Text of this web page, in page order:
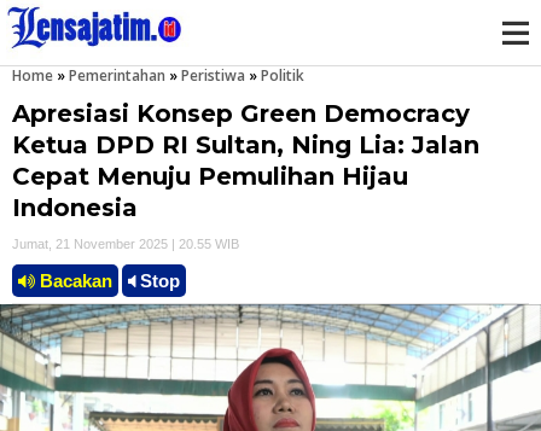
Home »Pemerintahan »Peristiwa »Politik
Apresiasi Konsep Green Democracy
Ketua DPD RI Sultan, Ning Lia: Jalan
Cepat Menuju Pemulihan Hijau
Indonesia
Jumat, 21 November 2025 | 20.55 WIB
Bacakan Stop